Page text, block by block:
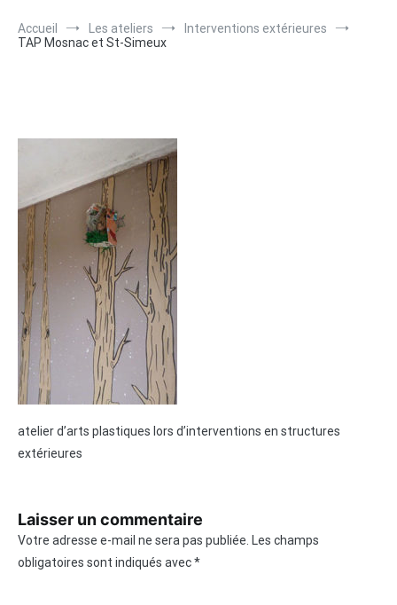
Accueil Les ateliers
Interventions extérieures
TAP Mosnac et St-Simeux
atelier d’arts plastiques lors d’interventions en structures
extérieures
Laisser un commentaire
Votre adresse e-mail ne sera pas publiée. Les champs
obligatoires sont indiqués avec*